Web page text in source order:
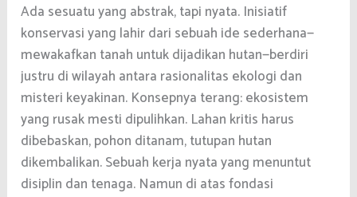
Ada sesuatu yang abstrak, tapi nyata. Inisiatif
konservasi yang lahir dari sebuah ide sederhana—
mewakafkan tanah untuk dijadikan hutan—berdiri
justru di wilayah antara rasionalitas ekologi dan
misteri keyakinan. Konsepnya terang: ekosistem
yang rusak mesti dipulihkan. Lahan kritis harus
dibebaskan, pohon ditanam, tutupan hutan
dikembalikan. Sebuah kerja nyata yang menuntut
disiplin dan tenaga. Namun di atas fondasi